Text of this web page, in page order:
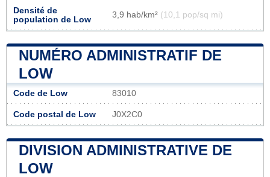
Densité de
population de Low
3,9 hab/km² (10,1 pop/sq mi)
NUMÉRO ADMINISTRATIF DE
LOW
Code de Low 83010
Code postal de Low J0X2C0
DIVISION ADMINISTRATIVE DE
LOW